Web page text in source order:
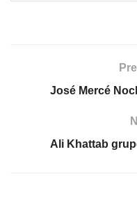
José Mercé
Ali Khattab